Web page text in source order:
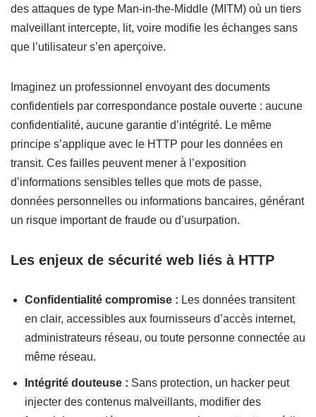
des attaques de type Man-in-the-Middle (MITM) où un tiers
malveillant intercepte, lit, voire modifie les échanges sans
que l’utilisateur s’en aperçoive.
Imaginez un professionnel envoyant des documents
confidentiels par correspondance postale ouverte : aucune
confidentialité, aucune garantie d’intégrité. Le même
principe s’applique avec le HTTP pour les données en
transit. Ces failles peuvent mener à l’exposition
d’informations sensibles telles que mots de passe,
données personnelles ou informations bancaires, générant
un risque important de fraude ou d’usurpation.
Les enjeux de sécurité web liés à HTTP
Confidentialité compromise : Les données transitent
en clair, accessibles aux fournisseurs d’accès internet,
administrateurs réseau, ou toute personne connectée au
même réseau.
Intégrité douteuse : Sans protection, un hacker peut
injecter des contenus malveillants, modifier des